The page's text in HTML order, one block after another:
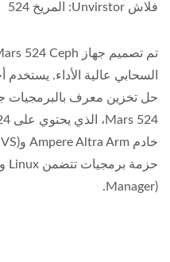
فلاش Unvirstor: المريخ 524
حل تخزين معرف بالبرمجيات
Manager).